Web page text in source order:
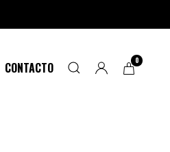
CONTACTO 0